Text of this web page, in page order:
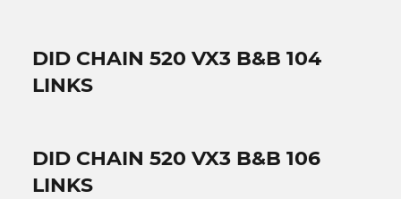
DID CHAIN 520 VX3 B&B 104
LINKS
DID CHAIN 520 VX3 B&B 106
LINKS